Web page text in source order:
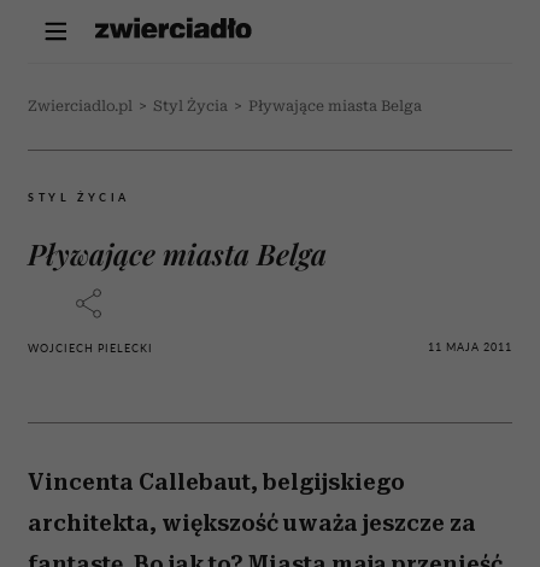
Zwierciadlo.pl > Styl Życia > Pływające miasta Belga
STYL ŻYCIA
Pływające miasta Belga
WOJCIECH PIELECKI 11 MAJA 2011
Vincenta Callebaut, belgijskiego
architekta, większość uważa jeszcze za